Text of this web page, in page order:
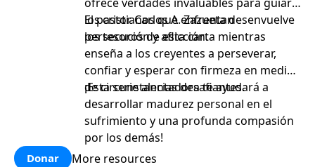
los cristianos que enfrentan
persecución y aflicción.
El pastor Carlos A. Zazueta desenvuelve
los tesoros de esta carta mientras
enseña a los creyentes a perseverar,
confiar y esperar con firmeza en medio
de circunstancias desafiantes.
¡Esta serie alentadora te ayudará a
desarrollar madurez personal en el
sufrimiento y una profunda compasión
por los demás!
Donar More resources